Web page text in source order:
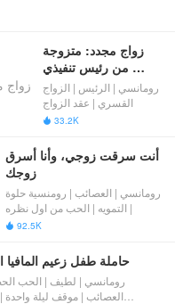
​زواج مجدد: متزوجة
من رئيس تنفيذي
غامض
رومانسي | الرئيس | الزواج
القسري | عقد الزواج
 33.2K
أنت سرقت زوجي، وأنا أسرق
زوجك
رومانسي | العصائب | رومنسية حلوة
| التمويه | الحب من اول نظره
 92.5K
حاملة طفل زعيم المافيا
رومانسي | لطيف | الحب
العصائب | موقف ليلة واحدة |